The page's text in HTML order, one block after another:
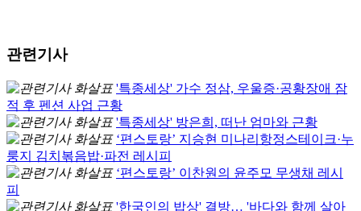
관련기사
'특종세상' 가수 정삼, 우울증·공황장애 잠
적 후 펜션 사업 근황
'특종세상' 방은희, 떠난 엄마와 근황
‘편스토랑’ 지승현 미나리항정스테이크·누
룽지 김치볶음밥·파전 레시피
‘편스토랑’ 이찬원의 윤주모 무생채 레시
피
'한국인의 밥상' 결방… '바다와 함께 살아